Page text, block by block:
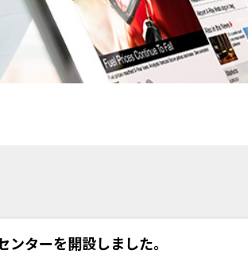
ターを開設しました。